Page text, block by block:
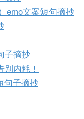
emo文案短句摘抄
子摘抄
内耗！
句子摘抄